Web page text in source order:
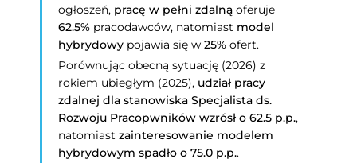
ogłoszeń, pracę w pełni zdalną oferuje
62.5% pracodawców, natomiast model
hybrydowy pojawia się w25% ofert.
Porównując obecną sytuację (2026) z
rokiem ubiegłym (2025), udział pracy
zdalnej dla stanowiskaSpecjalista ds.
Rozwoju Pracopwników wzrósł o 62.5 p.p.,
natomiastzainteresowanie modelem
hybrydowym spadło o 75.0 p.p..